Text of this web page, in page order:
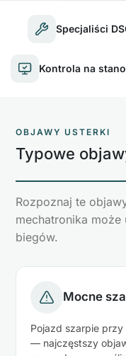
Specjaliści
Kontrola na
OBJAWY USTERKI
Typowe
Rozpoznaj te
mechatronika
biegów.
Mocne
Pojazd szarpie
— najczęstszy